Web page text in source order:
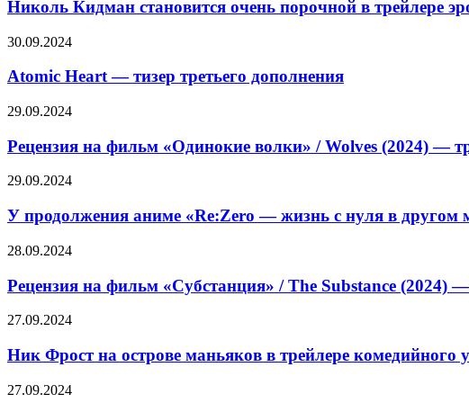
выхода
номер
становится
очень
порочной
в
трейлере
эротического
«Плохая
Николь Кидман становится очень порочной в трейлере
Atomic
—
третьего
30.09.2024
Atomic Heart — тизер третьего дополнения
Рецензия
фильм
«Одинокие
волки»
Wolves
(2024)
трейлеры,
выхода
29.09.2024
Рецензия на фильм «Одинокие волки» / Wolves (2024) —
У
аниме
«Re:Zero
—
жизнь
с
нуля
другом
появился
трейлер
29.09.2024
У продолжения аниме «Re:Zero — жизнь с нуля в другом
Рецензия
фильм
«Субстанция»
/
Substance
(2024)
трейлеры,
28.09.2024
Рецензия на фильм «Субстанция» / The Substance (2024)
Ник
на
острове
маньяков
27.09.2024
Ник Фрост на острове маньяков в трейлере комедийного
Обзор
27.09.2024